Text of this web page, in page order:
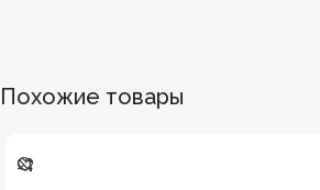
Похожие товары